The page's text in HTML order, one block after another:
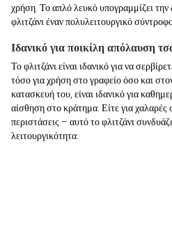
χρήση. Το απλό λευκό υπογραμμίζει
φλιτζάνι έναν πολυλειτουργικό
Ιδανικό για ποικίλη απόλαυση
Το φλιτζάνι είναι ιδανικό για να
τόσο για χρήση στο γραφείο όσο και
κατασκευή του, είναι ιδανικό για
αίσθηση στο κράτημα. Είτε για χαλαρές
περιστάσεις – αυτό το φλιτζάνι
λειτουργικότητα.